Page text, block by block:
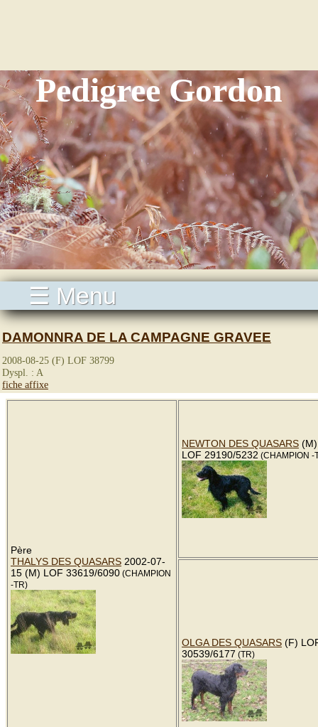
Pedigree Gordon
☰ Menu
DAMONNRA DE LA CAMPAGNE GRAVEE
2008-08-25 (F) LOF 38799
Dyspl. : A
fiche affixe
Père
THALYS DES QUASARS 2002-07-
15 (M) LOF 33619/6090 (CHAMPION
-TR)
NEWTON DES QUASARS (M)
LOF 29190/5232 (CHAMPION -
OLGA DES QUASARS (F)
30539/6177 (TR)